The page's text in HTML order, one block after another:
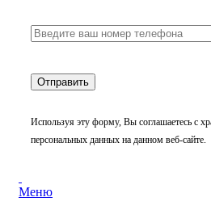
Используя эту форму, Вы соглашаетесь с
персональных данных на данном веб-сайте.
Меню